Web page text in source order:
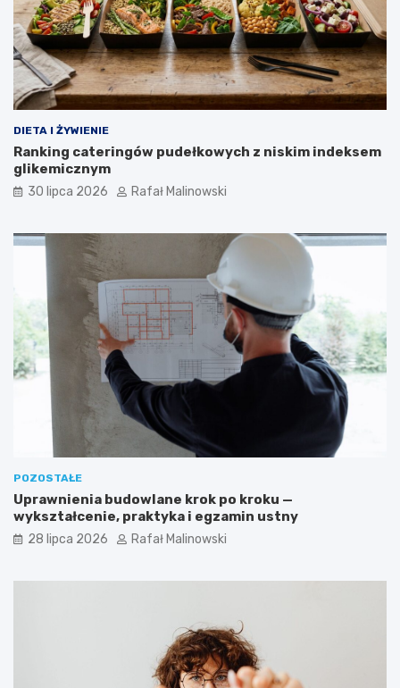
DIETA I ŻYWIENIE
Ranking cateringów pudełkowych z niskim indeksem
glikemicznym
30 lipca 2026 Rafał Malinowski
POZOSTAŁE
Uprawnienia budowlane krok po kroku —
wykształcenie, praktyka i egzamin ustny
28 lipca 2026 Rafał Malinowski